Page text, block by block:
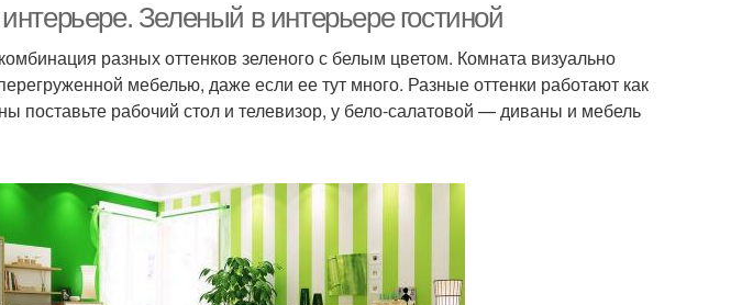
Зеленый в интерьере гостиной
разных оттенков зеленого с белым цветом. Комната визуально
мебелью, даже если ее тут много. Разные оттенки работают как
поставьте рабочий стол и телевизор, у бело-салатовой — диваны и мебель